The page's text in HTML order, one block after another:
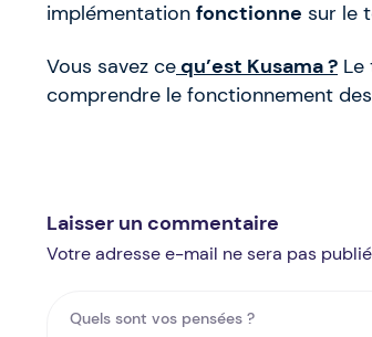
implémentation fonctionne sur le
Vous savez cequ’est Kusama ? Le
comprendre le fonctionnement
Laisser un commentaire
Votre adresse e-mail ne sera pas